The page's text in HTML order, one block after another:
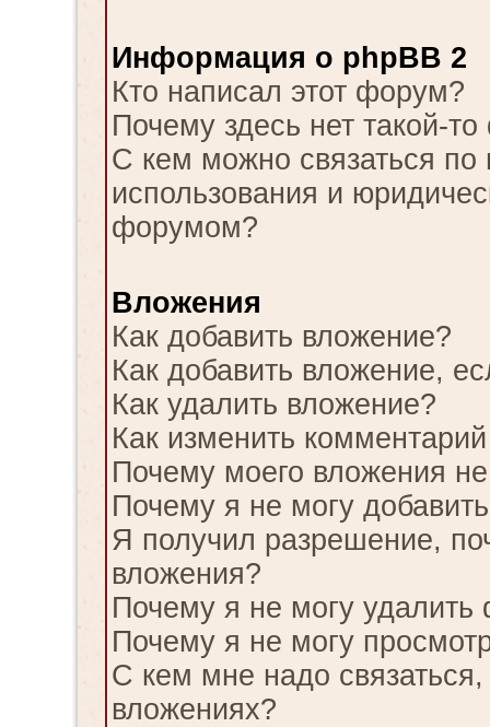
Информация о phpBB 2
Кто написал этот форум?
Почему здесь нет такой-
С кем можно связаться по
использования и
форумом?
Вложения
Как добавить вложение?
Как добавить вложение,
Как удалить вложение?
Как изменить
Почему моего вложения
Почему я не могу
Я получил разрешение,
вложения?
Почему я не могу
Почему я не могу
С кем мне надо
вложениях?